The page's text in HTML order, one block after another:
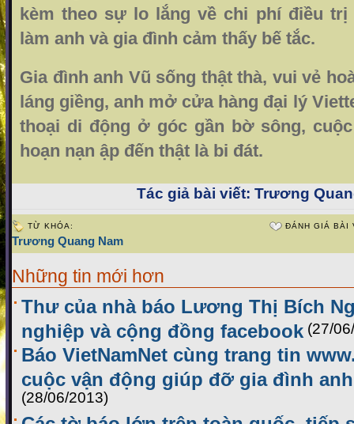
kèm theo sự lo lắng về chi phí điều
làm anh và gia đình cảm thấy bế tắc.
Gia đình anh Vũ sống thật thà, vui vẻ
láng giềng, anh mở cửa hàng đại lý
thoại di động ở góc gần bờ sông,
hoạn nạn ập đến thật là bi đát.
Tác giả bài viết: Trương
TỪ KHÓA:
Trương Quang Nam
ĐÁNH GIÁ BÀI
Những tin mới hơn
Thư của nhà báo Lương Thị Bích
nghiệp và cộng đồng facebook (27/
Báo VietNamNet cùng trang tin
cuộc vận động giúp đỡ gia đình
(28/06/2013)